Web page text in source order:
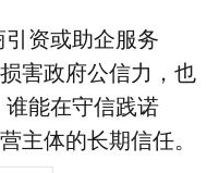
资或助企服务
害政府公信力，也
能在守信践诺
主体的长期信任。